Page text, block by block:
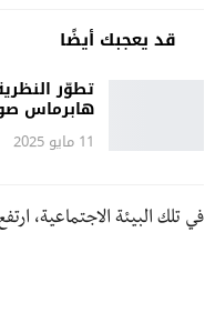
قد يعجبك أيضًا
تطوّر
هابرماس
11 مايو 2025
في تلك البيئة الاجتماعية،